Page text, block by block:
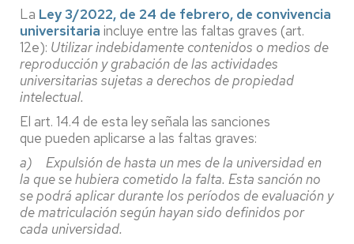
La Ley 3/2022, de 24 de febrero, de convivencia
universitaria incluye entre las faltas graves (art.
12e): Utilizar indebidamente contenidos o medios de
reproducción y grabación de las actividades
universitarias sujetas a derechos de propiedad
intelectual.
El art. 14.4 de esta ley señala las sanciones
que pueden aplicarse a las faltas graves:
a) Expulsión de hasta un mes de la universidad en
la que se hubiera cometido la falta. Esta sanción no
se podrá aplicar durante los períodos de evaluación y
de matriculación según hayan sido definidos por
cada universidad.